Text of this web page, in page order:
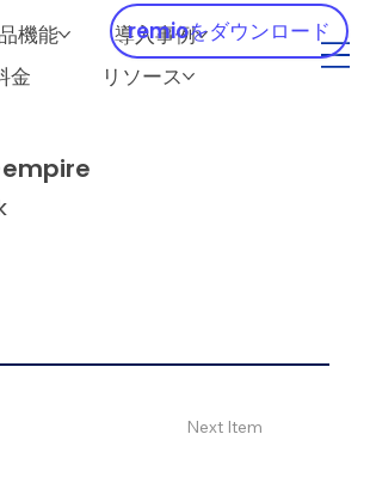
機能
導入事例
金
リソース
remioをダウンロード
Next Item